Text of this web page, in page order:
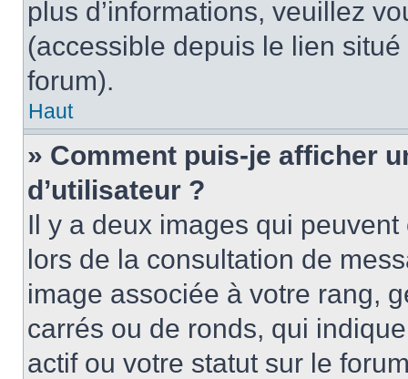
plus d’informations, veuillez
(accessible depuis le lien
forum).
Haut
» Comment puis-je afficher
d’utilisateur ?
Il y a deux images qui
lors de la consultation de
image associée à votre rang,
carrés ou de ronds, qui
actif ou votre statut sur le